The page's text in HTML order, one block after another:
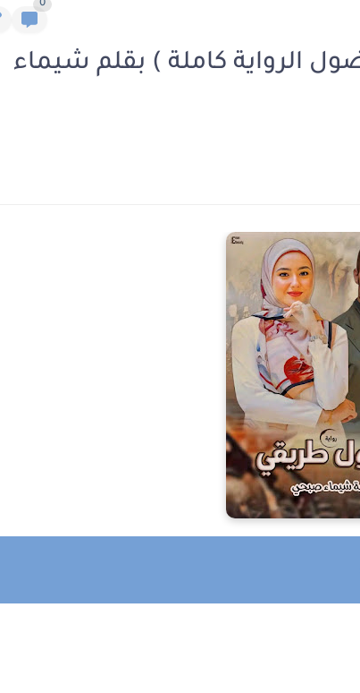
0
الرواية كاملة ) بقلم شيماء